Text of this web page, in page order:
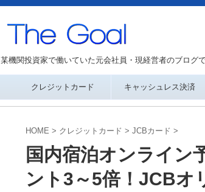
某機関投資家で働いていた元会社員・現経営者のブログ
クレジットカード キャッシュレス決済
HOME > クレジットカード > JCBカード >
国内宿泊オンライン
ント3～5倍！JCBオ